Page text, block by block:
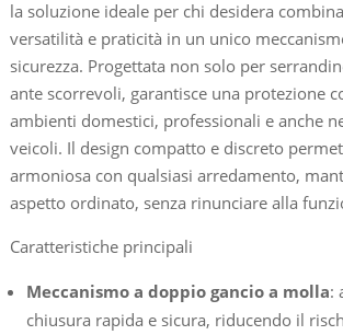
la soluzione ideale per chi desidera
versatilità e praticità in un unico
sicurezza. Progettata non solo per
ante scorrevoli, garantisce una protezione
ambienti domestici, professionali e anche
veicoli. Il design compatto e discreto
armoniosa con qualsiasi arredamento,
aspetto ordinato, senza rinunciare alla
Caratteristiche principali
Meccanismo a doppio gancio a molla:
chiusura rapida e sicura, riducendo il